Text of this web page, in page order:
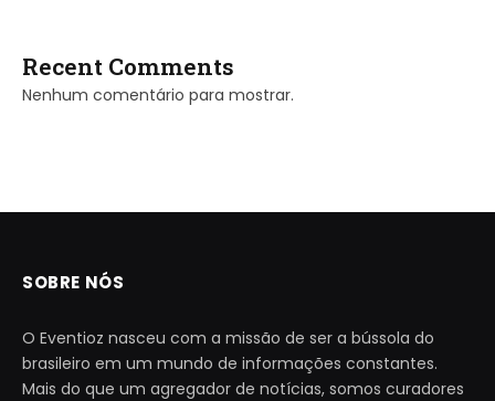
Recent Comments
Nenhum comentário para mostrar.
SOBRE NÓS
O Eventioz nasceu com a missão de ser a bússola do
brasileiro em um mundo de informações constantes.
Mais do que um agregador de notícias, somos curadores